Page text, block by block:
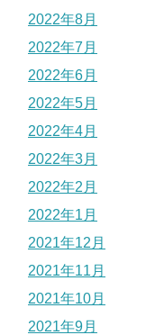
2022年8月
2022年7月
2022年6月
2022年5月
2022年4月
2022年3月
2022年2月
2022年1月
2021年12月
2021年11月
2021年10月
2021年9月